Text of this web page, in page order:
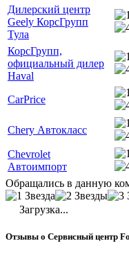
Дилерский центр
Geely КорсГрупп
Тула
КорсГрупп,
официальный дилер
Haval
CarPrice
Chery Автокласс
Chevrolet
Автоимпорт
Обращались в данную
Загрузка...
Отзывы о Сервисный центр